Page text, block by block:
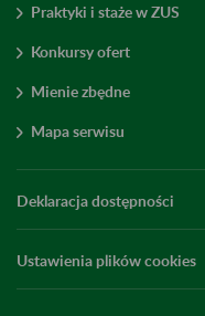
Praktyki i staże w ZUS
Konkursy ofert
Mienie zbędne
Mapa serwisu
Deklaracja dostępności
Ustawienia plików cookies